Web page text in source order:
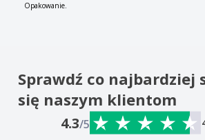
Opakowanie.
Sprawdź co najbardziej
się naszym klientom
4.3/5